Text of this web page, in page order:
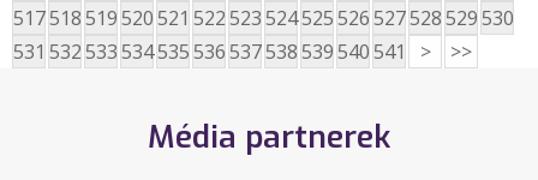
517518519520521 522523524525526527528529530
531 532533534535536537538539540541 > >>
Média partnerek